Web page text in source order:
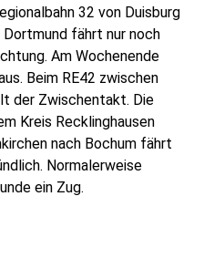
32 von Duisburg
fährt nur noch
Am Wochenende
Beim RE42 zwischen
der Zwischentakt. Die
Kreis Recklinghausen
nach Bochum fährt
Normalerweise
ein Zug.